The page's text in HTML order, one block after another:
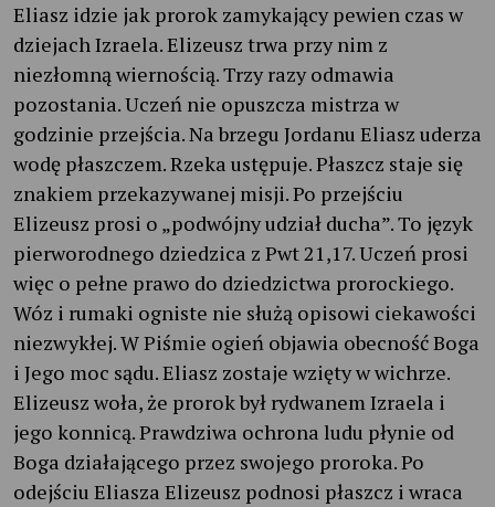
Eliasz idzie jak prorok zamykający pewien czas w
dziejach Izraela. Elizeusz trwa przy nim z
niezłomną wiernością. Trzy razy odmawia
pozostania. Uczeń nie opuszcza mistrza w
godzinie przejścia. Na brzegu Jordanu Eliasz uderza
wodę płaszczem. Rzeka ustępuje. Płaszcz staje się
znakiem przekazywanej misji. Po przejściu
Elizeusz prosi o „podwójny udział ducha”. To język
pierworodnego dziedzica z Pwt 21,17. Uczeń prosi
więc o pełne prawo do dziedzictwa prorockiego.
Wóz i rumaki ogniste nie służą opisowi ciekawości
niezwykłej. W Piśmie ogień objawia obecność Boga
i Jego moc sądu. Eliasz zostaje wzięty w wichrze.
Elizeusz woła, że prorok był rydwanem Izraela i
jego konnicą. Prawdziwa ochrona ludu płynie od
Boga działającego przez swojego proroka. Po
odejściu Eliasza Elizeusz podnosi płaszcz i wraca